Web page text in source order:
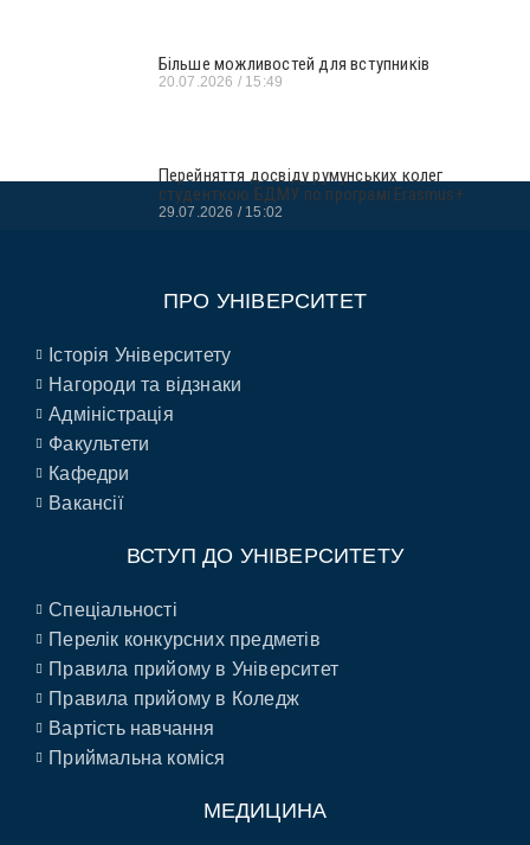
Більше можливостей для вступників
20.07.2026 15:49
Перейняття досвіду румунських колег
студенткою БДМУ по програмі Erasmus+
29.07.2026 15:02
ПРО УНІВЕРСИТЕТ
Історія Університету
Нагороди та відзнаки
Адміністрація
Факультети
Кафедри
Вакансії
ВСТУП ДО УНІВЕРСИТЕТУ
Спеціальності
Перелік конкурсних предметів
Правила прийому в Університет
Правила прийому в Коледж
Вартість навчання
Приймальна коміся
МЕДИЦИНА